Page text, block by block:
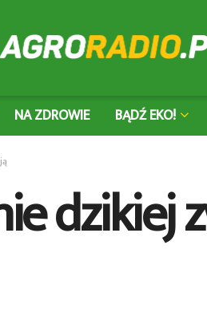
NA ZDROWIE BĄDŹ EKO!
dzikiej